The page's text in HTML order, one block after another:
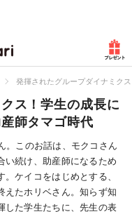
発揮されたグループダイナミク
ス！学生の成長に
師タマゴ時代
。このお話は、モクコさん
い続け、助産師になるため
ケイコをはじめとする、
えたホリベさん。知らず知
した学生たちに、先生の表